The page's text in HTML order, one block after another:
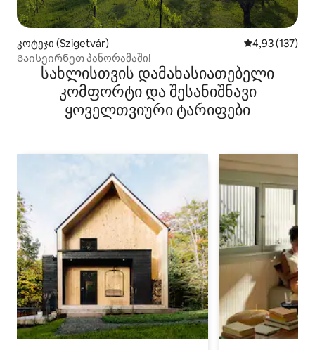
კოტეჯი (Szigetvár) საშუალო
4,93 (137)
Გაისეირნეთ პანორამაში!
სახლისთვის დამახასიათებელი
კომფორტი და შესანიშნავი
ყოველთვიური ტარიფები